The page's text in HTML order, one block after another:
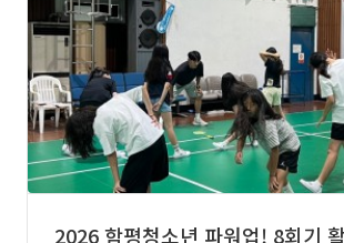
2026 함평청소년 파워업! 8회기